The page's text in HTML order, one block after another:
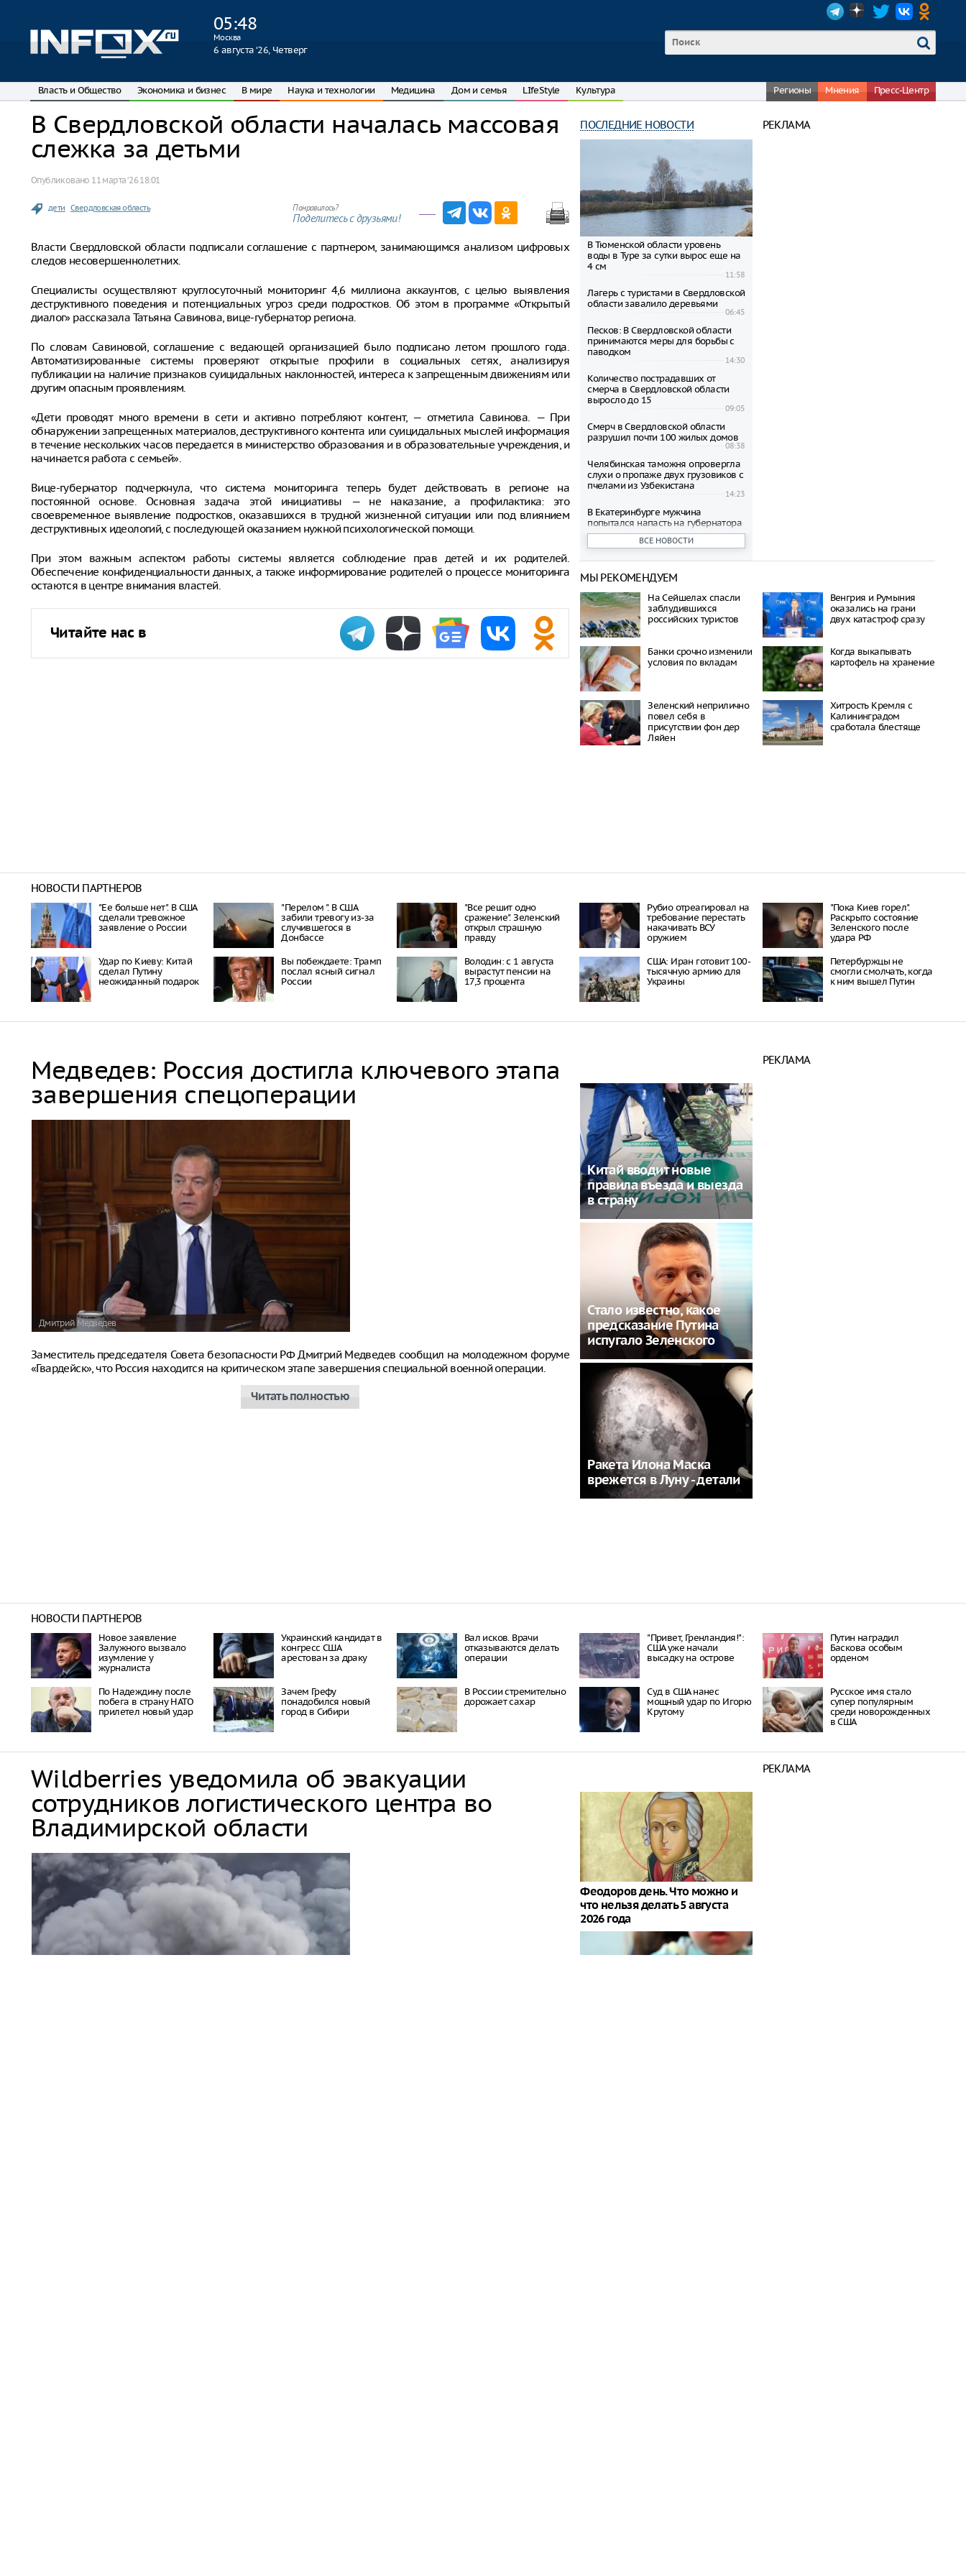
05:48
Москва
6 августа ‘26, Четверг
Власть и Общество Экономика и бизнес В мире Наука и технологии Медицина Дом и семья LIfeStyle Культура Регионы Мнения Пресс-Центр
В Свердловской области началась массовая
слежка за детьми
Опубликовано 11 марта ‘26 18:01
дети Свердловская область Понравилось?
Поделитесь с друзьями!
Власти Свердловской области подписали соглашение с партнером, занимающимся анализом цифровых
следов несовершеннолетних.
Специалисты осуществляют круглосуточный мониторинг 4,6 миллиона аккаунтов, с целью выявления
деструктивного поведения и потенциальных угроз среди подростков. Об этом в программе «Открытый
диалог» рассказала Татьяна Савинова, вице-губернатор региона.
По словам Савиновой, соглашение с ведающей организацией было подписано летом прошлого года.
Автоматизированные системы проверяют открытые профили в социальных сетях, анализируя
публикации на наличие признаков суицидальных наклонностей, интереса к запрещенным движениям или
другим опасным проявлениям.
«Дети проводят много времени в сети и активно потребляют контент, — отметила Савинова. — При
обнаружении запрещенных материалов, деструктивного контента или суицидальных мыслей информация
в течение нескольких часов передается в министерство образования и в образовательные учреждения, и
начинается работа с семьей».
Вице-губернатор подчеркнула, что система мониторинга теперь будет действовать в регионе на
постоянной основе. Основная задача этой инициативы — не наказание, а профилактика: это
своевременное выявление подростков, оказавшихся в трудной жизненной ситуации или под влиянием
деструктивных идеологий, с последующей оказанием нужной психологической помощи.
При этом важным аспектом работы системы является соблюдение прав детей и их родителей.
Обеспечение конфиденциальности данных, а также информирование родителей о процессе мониторинга
остаются в центре внимания властей.
Читайте нас в
ПОСЛЕДНИЕ НОВОСТИ
В Тюменской области уровень
воды в Туре за сутки вырос еще на
4 см
11:58
Лагерь с туристами в Свердловской
области завалило деревьями
06:45
Песков: В Свердловской области
принимаются меры для борьбы с
паводком
14:30
Количество пострадавших от
смерча в Свердловской области
выросло до 15
09:05
Смерч в Свердловской области
разрушил почти 100 жилых домов
08:38
Челябинская таможня опровергла
слухи о пропаже двух грузовиков с
пчелами из Узбекистана
14:23
В Екатеринбурге мужчина
попытался напасть на губернатора
Дениса Паслера
В Курганской области введён
режим беспилотной опасности
Владельцам пострадавших от
беспилотников квартир в
Екатеринбурге выплатят по 15 000
рублей
Пять человек пострадали при
нападении на школу в Челябинске
В Екатеринбурге школьники вышли
на протест, но перепутали
Роскомнадзор и Роскадастр
14:10
В Тюменской области 9-летнюю
ВСЕ НОВОСТИ
РЕКЛАМА
МЫ РЕКОМЕНДУЕМ
На Сейшелах спасли
заблудившихся
российских туристов
Венгрия и Румыния
оказались на грани
двух катастроф сразу
Банки срочно изменили
условия по вкладам
Когда выкапывать
картофель на хранение
Зеленский неприлично
повел cебя в
присутствии фон дер
Ляйен
Хитрость Кремля с
Калининградом
сработала блестяще
НОВОСТИ ПАРТНЕРОВ
"Ее больше нет". В США
сделали тревожное
заявление о России
"Перелом ". В США
забили тревогу из-за
случившегося в
Донбассе
"Все решит одно
сражение". Зеленский
открыл страшную
правду
Рубио отреагировал на
требование перестать
накачивать ВСУ
оружием
"Пока Киев горел".
Раскрыто состояние
Зеленского после
удара РФ
Удар по Киеву: Китай
сделал Путину
неожиданный подарок
Вы побеждаете: Трамп
послал ясный сигнал
России
Володин: с 1 августа
вырастут пенсии на
17,3 процента
США: Иран готовит 100-
тысячную армию для
Украины
Петербуржцы не
смогли смолчать, когда
к ним вышел Путин
Медведев: Россия достигла ключевого этапа
завершения спецоперации
Дмитрий Медведев
Заместитель председателя Совета безопасности РФ Дмитрий Медведев сообщил на молодежном форуме
«Гвардейск», что Россия находится на критическом этапе завершения специальной военной операции.
Читать полностью
Китай вводит новые
правила въезда и выезда
в страну
Стало известно, какое
предсказание Путина
испугало Зеленского
Ракета Илона Маска
врежется в Луну - детали
РЕКЛАМА
НОВОСТИ ПАРТНЕРОВ
Новое заявление
Залужного вызвало
изумление у
журналиста
Украинский кандидат в
конгресс США
арестован за драку
Вал исков. Врачи
отказываются делать
операции
"Привет, Гренландия!":
США уже начали
высадку на острове
Путин наградил
Баскова особым
орденом
По Надеждину после
побега в страну НАТО
прилетел новый удар
Зачем Грефу
понадобился новый
город в Сибири
В России стремительно
дорожает сахар
Суд в США нанес
мощный удар по Игорю
Крутому
Русское имя стало
супер популярным
среди новорожденных
в США
Wildberries уведомила об эвакуации
сотрудников логистического центра во
Владимирской области
Феодоров день. Что можно и
что нельзя делать 5 августа
2026 года
РЕКЛАМА